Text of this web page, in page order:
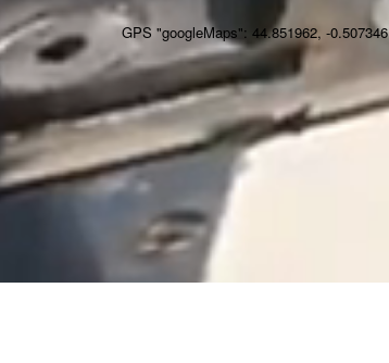
GPS "googleMaps": 44.851962, -0.507346